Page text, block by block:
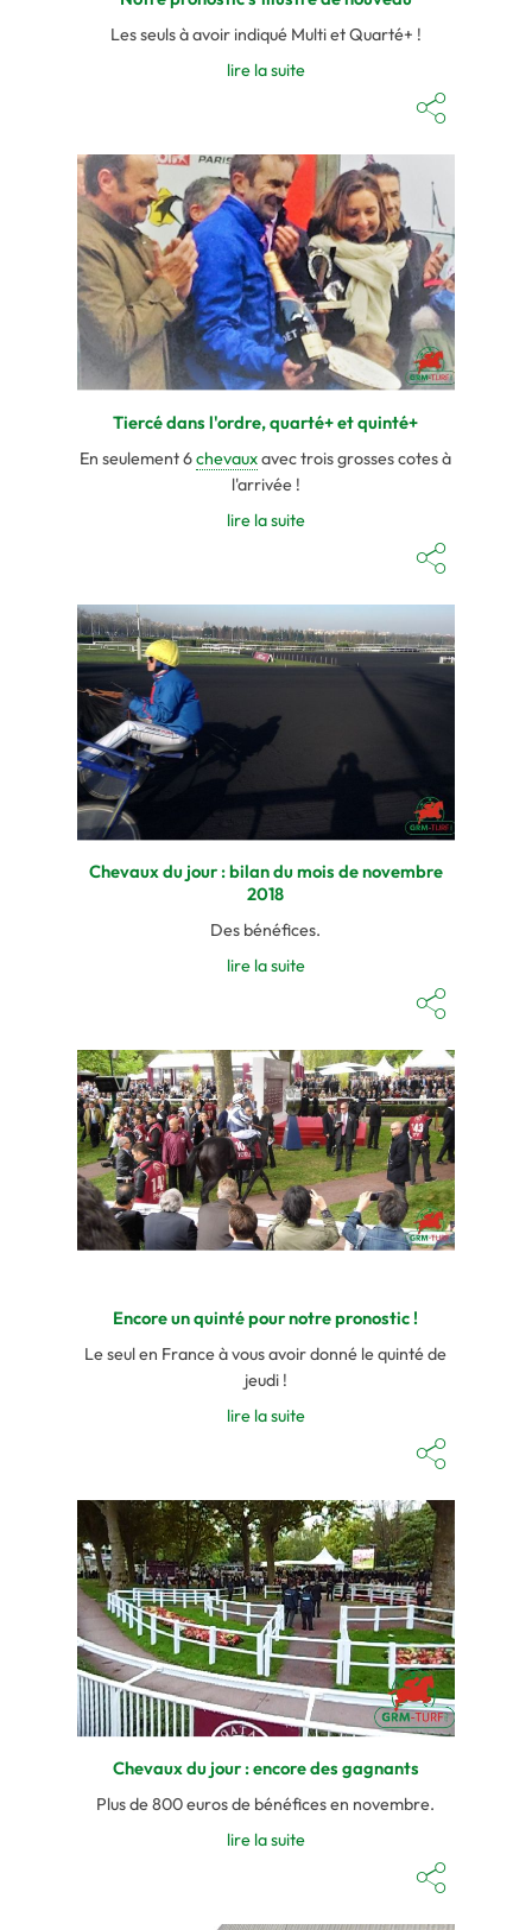
Les seuls à avoir indiqué Multi et Quarté+ !
lire la suite
Tiercé dans l'ordre, quarté+ et quinté+
En seulement 6chevauxavec trois grosses cotes à
l'arrivée !
lire la suite
Chevaux du jour : bilan du mois de novembre
2018
Des bénéfices.
lire la suite
Encore un quinté pour notre pronostic !
Le seul en France à vous avoir donné le quinté de
jeudi !
lire la suite
Chevaux du jour : encore des gagnants
Plus de 800 euros de bénéfices en novembre.
lire la suite